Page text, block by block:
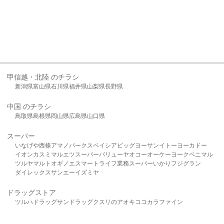
甲信越・北陸 のチラシ
新潟県富山県石川県福井県山梨県長野県
中国 のチラシ
鳥取県島根県岡山県広島県山口県
スーパー
いなげや西條アマノパークスベイシア ビッグヨーサンイトーヨーカドー
イオンカスミ マルエツスーパーバリューヤオコーオーケー ヨークベニマル
ツルヤマルト オギノ エスマート ライフ業務スーパーいかり フジグラン
ダイレックスサンエーイズミヤ
ドラッグストア
ツルハドラッグサンドラッグクスリのアオキ ココカラファイン